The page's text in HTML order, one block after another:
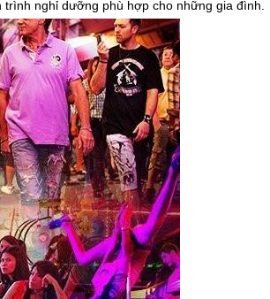
nghỉ dưỡng phù hợp cho những gia đình.